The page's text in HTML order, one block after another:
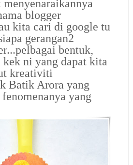
menyenaraikannya
blogger
kita cari di google tu
gerangan2
bentuk,
kek ni yang dapat kita
kreativiti
Batik Arora yang
yang